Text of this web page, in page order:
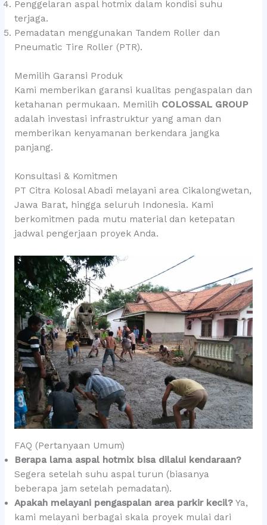
Penggelaran aspal hotmix dalam kondisi suhu
terjaga.
Pemadatan menggunakan Tandem Roller dan
Pneumatic Tire Roller (PTR).
Memilih Garansi Produk
Kami memberikan garansi kualitas pengaspalan dan
ketahanan permukaan. Memilih COLOSSAL GROUP
adalah investasi infrastruktur yang aman dan
memberikan kenyamanan berkendara jangka
panjang.
Konsultasi & Komitmen
PT Citra Kolosal Abadi melayani area Cikalongwetan,
Jawa Barat, hingga seluruh Indonesia. Kami
berkomitmen pada mutu material dan ketepatan
jadwal pengerjaan proyek Anda.
FAQ (Pertanyaan Umum)
Berapa lama aspal hotmix bisa dilalui kendaraan?
Segera setelah suhu aspal turun (biasanya
beberapa jam setelah pemadatan).
Apakah melayani pengaspalan area parkir kecil?Ya,
kami melayani berbagai skala proyek mulai dari